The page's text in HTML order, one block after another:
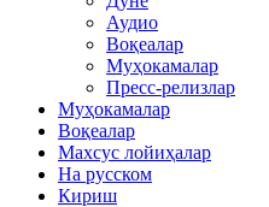
Аудио
Воқеалар
Муҳокамалар
Пресс-релизлар
Муҳокамалар
Воқеалар
Махсус лойиҳалар
На русском
Кириш